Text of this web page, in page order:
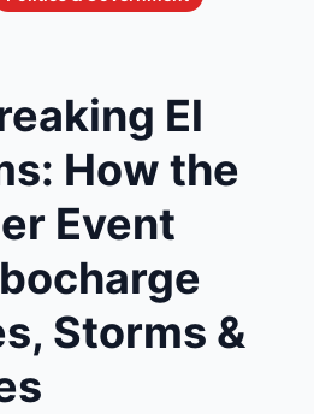
El
How the
Event
Storms &